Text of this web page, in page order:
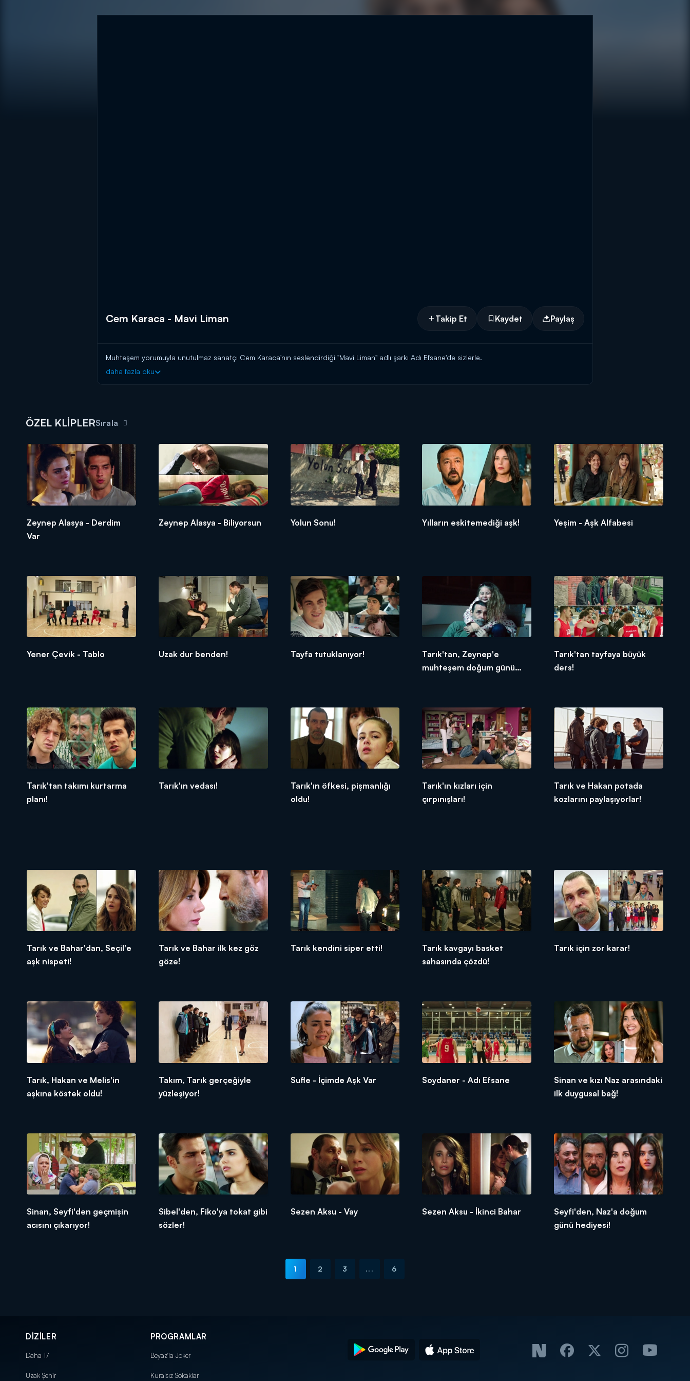
Cem Karaca - Mavi Liman Takip Et Kaydet Paylaş
Muhteşem yorumuyla unutulmaz sanatçı Cem Karaca'nın seslendirdiği "Mavi Liman" adlı şarkı Adı Efsane'de sizlerle.
daha fazla oku
ÖZEL KLİPLERSırala
Zeynep Alasya - Derdim
Var
Zeynep Alasya - Biliyorsun Yolun Sonu! Yılların eskitemediği aşk! Yeşim - Aşk Alfabesi
Yener Çevik - Tablo Uzak dur benden! Tayfa tutuklanıyor!
Tarık'tan, Zeynep'e
muhteşem doğum günü
Tarık'tan tayfaya büyük
ders!
Tarık'tan takımı kurtarma
planı!
Tarık'ın vedası!
Tarık'ın öfkesi, pişmanlığı
oldu!
Tarık'ın kızları için
çırpınışları!
Tarık ve Hakan potada
kozlarını paylaşıyorlar!
Tarık ve Bahar'dan, Seçil'e
aşk nispeti!
Tarık ve Bahar ilk kez göz
göze!
Tarık kendini siper etti!
Tarık kavgayı basket
sahasında çözdü!
Tarık için zor karar!
Tarık, Hakan ve Melis'in
aşkına köstek oldu!
Takım, Tarık gerçeğiyle
yüzleşiyor!
Sufle - İçimde Aşk Var Soydaner - Adı Efsane
Sinan ve kızı Naz arasındaki
ilk duygusal bağ!
Sinan, Seyfi'den geçmişin
acısını çıkarıyor!
Sibel'den, Fiko'ya tokat gibi
sözler!
Sezen Aksu - Vay Sezen Aksu - İkinci Bahar
Seyfi'den, Naz'a doğum
günü hediyesi!
1 2 3 ... 6
DİZİLER
Daha 17
Uzak Şehir
PROGRAMLAR
Beyaz'la Joker
Kuralsız Sokaklar